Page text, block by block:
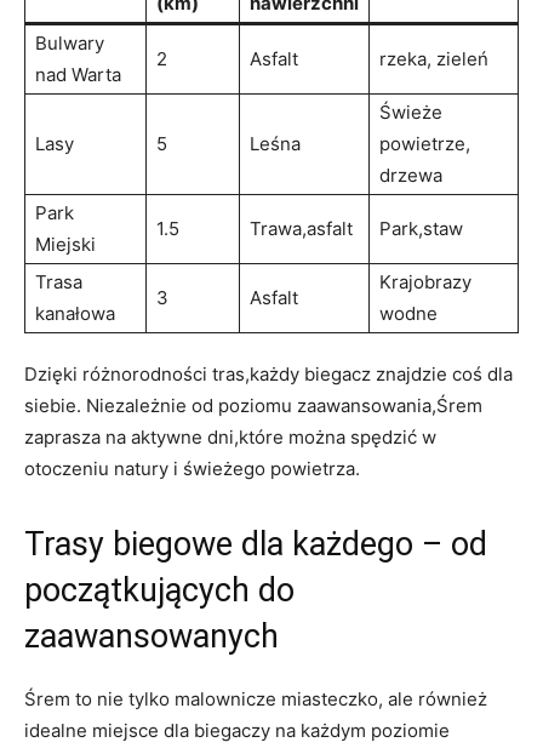
Bulwary
⁣nad Warta
2 Asfalt rzeka,⁤ zieleń
Lasy 5 Leśna
Świeże⁢
powietrze,
drzewa
Park‍
Miejski
1.5 Trawa,asfalt Park,staw
Trasa⁤
kanałowa
3 Asfalt
Krajobrazy
wodne
Dzięki różnorodności⁣ tras,każdy biegacz ⁣znajdzie coś‍ dla
siebie. ​Niezależnie ‌od poziomu ‍zaawansowania,Śrem
zaprasza ⁣na aktywne⁣ dni,które​ można‌ spędzić w
otoczeniu natury i świeżego​ powietrza.
Trasy biegowe ⁤dla każdego – ⁤od
początkujących​ do
⁢zaawansowanych
Śrem to nie tylko ‍malownicze miasteczko, ale również
idealne miejsce⁢ dla biegaczy ‌na każdym​ poziomie